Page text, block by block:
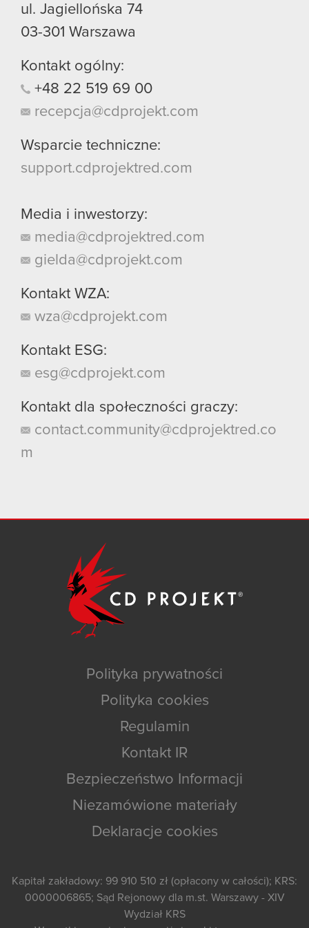
ul. Jagiellońska 74
03-301 Warszawa
Kontakt ogólny:
+48 22 519 69 00
recepcja@cdprojekt.com
Wsparcie techniczne:
support.cdprojektred.com
Media i inwestorzy:
media@cdprojektred.com
gielda@cdprojekt.com
Kontakt WZA:
wza@cdprojekt.com
Kontakt ESG:
esg@cdprojekt.com
Kontakt dla społeczności graczy:
contact.community@cdprojektred.co
m
Polityka prywatności
Polityka cookies
Regulamin
Kontakt IR
Bezpieczeństwo Informacji
Niezamówione materiały
Deklaracje cookies
Kapitał zakładowy: 99 910 510 zł (opłacony w całości); KRS:
0000006865; Sąd Rejonowy dla m.st. Warszawy - XIV
Wydział KRS